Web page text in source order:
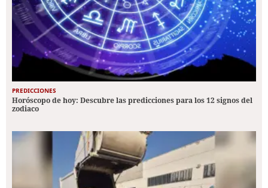
PREDICCIONES
Horóscopo de hoy: Descubre las predicciones para los 12 signos del
zodiaco